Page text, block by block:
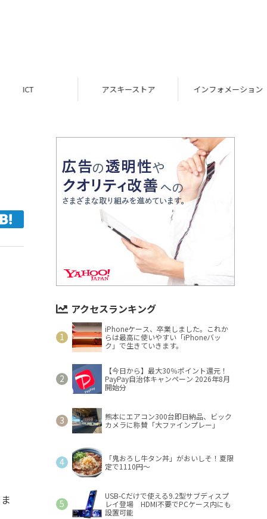
アスキーストア インフォメーション
アクセスランキング
iPhoneケース、卒業しました。これか
らは最高に使いやすい「iPhoneバッ
ク」で生きていきます。
【今日から】最大30％ポイント還元！
PayPay自治体キャンペーン 2026年8月
開始分
熊本にエアコン300台即日納品、ビック
カメラに称賛「大ファインプレー」
「鬼おろし牛タン丼」がおいしそ！夏限
定で1110円～
USB-Cだけで使える9.2型サブディスプ
レイ登場 HDMI不要でPCケース内にも
設置可能